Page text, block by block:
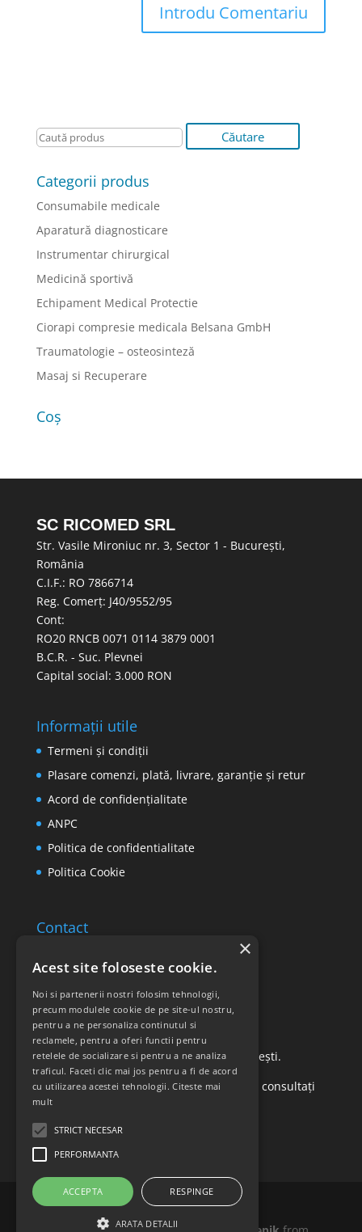
Categorii produs
Consumabile medicale
Aparatură diagnosticare
Instrumentar chirurgical
Medicină sportivă
Echipament Medical Protectie
Ciorapi compresie medicala Belsana GmbH
Traumatologie – osteosinteză
Masaj si Recuperare
Coș
SC RICOMED SRL
Str. Vasile Mironiuc nr. 3, Sector 1 - București,
România
C.I.F.: RO 7866714
Reg. Comerț: J40/9552/95
Cont:
RO20 RNCB 0071 0114 3879 0001
B.C.R. - Suc. Plevnei
Capital social: 3.000 RON
Informații utile
Termeni și condiții
Plasare comenzi, plată, livrare, garanție și retur
Acord de confidențialitate
ANPC
Politica de confidentialitate
Politica Cookie
Contact
Retur produse
Str. Vasile Mironiuc nr. 3, Sector 1, București.
Pentru detalii suplimentare, vă rugăm să consultați
politica de returnare a produselor
Acest site foloseste cookie.
Noi si partenerii nostri folosim tehnologii,
precum modulele cookie de pe site-ul nostru,
pentru a ne personaliza continutul si
reclamele, pentru a oferi functii pentru
retelele de socializare si pentru a ne analiza
traficul. Faceti clic mai jos pentru a fi de acord
cu utilizarea acestei tehnologii.Citeste mai
mult
STRICT NECESAR
PERFORMANTA
ACCEPTA RESPINGE
ARATA DETALII
×